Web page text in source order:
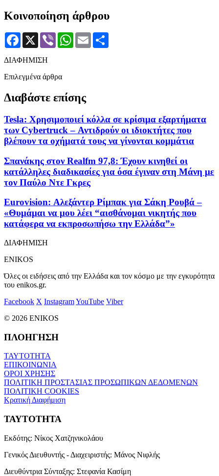
Κοινοποίηση άρθρου
Facebook
X Viber WhatsApp
Email
ΔΙΑΦΗΜΙΣΗ
Επιλεγμένα άρθρα
Διαβάστε επίσης
Tesla: Χρησιμοποιεί κόλλα σε κρίσιμα εξαρτήματα
των Cybertruck – Αντιδρούν οι ιδιοκτήτες που
βλέπουν τα οχήματά τους να γίνονται κομμάτια
Σπανάκης στον Realfm 97,8: Έχουν κινηθεί οι
κατάλληλες διαδικασίες για όσα έγιναν στη Μάνη με
τον Παύλο Ντε Γκρες
Eurovision: Αλεξάντερ Ρίμπακ για Σάκη Ρουβά –
«Θυμάμαι να μου λέει “αισθάνομαι νικητής που
κατάφερα να εκπροσωπήσω την Ελλάδα”»
ΔΙΑΦΗΜΙΣΗ
ENIKOS
Όλες οι ειδήσεις από την Ελλάδα και τον κόσμο με την εγκυρότητα
του enikos.gr.
Facebook X InstagramYouTube Viber
© 2026 ENIKOS
ΠΛΟΗΓΗΣΗ
ΤΑΥΤΟΤΗΤΑ
ΕΠΙΚΟΙΝΩΝΙΑ
ΟΡΟΙ ΧΡΗΣΗΣ
ΠΟΛΙΤΙΚΗ ΠΡΟΣΤΑΣΙΑΣ ΠΡΟΣΩΠΙΚΩΝ ΔΕΔΟΜΕΝΩΝ
ΠΟΛΙΤΙΚΗ COOKIES
Κρατική Διαφήμιση
ΤΑΥΤΟΤΗΤΑ
Εκδότης: Νίκος Χατζηνικολάου
Γενικός Διευθυντής - Διαχειριστής: Μάνος Νιφλής
Διευθύντρια Σύνταξης: Στεφανία Κασίμη